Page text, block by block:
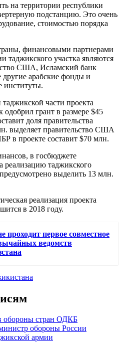
на территории республики
подстанцию. Это очень
стоимостью порядка
финансовыми партнерами
таджикского участка являются
США, Исламский банк
арабские фонды и
институты.
части проекта
грант в размере $45
доля правительства
выделяет правительство США
в проекте составит $70 млн.
в госбюджете
реализацию таджикского
выделить 13 млн.
реализация проекта
в 2018 году.
проходит первое совместное
ведомств
обороны стран ОДКБ
обороны России
армии